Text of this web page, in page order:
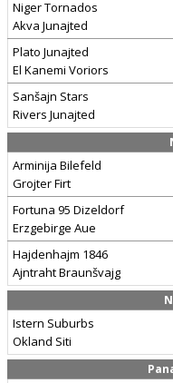
Niger Tornados
Akva Junajted
Plato Junajted
El Kanemi Voriors
Sanšajn Stars
Rivers Junajted
Arminija Bilefeld
Grojter Firt
Fortuna 95 Dizeldorf
Erzgebirge Aue
Hajdenhajm 1846
Ajntraht Braunšvajg
Istern Suburbs
Okland Siti